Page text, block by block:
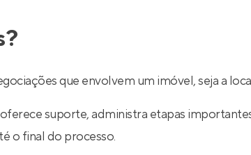
que envolvem um imóvel, seja a
suporte, administra etapas
o final do processo.